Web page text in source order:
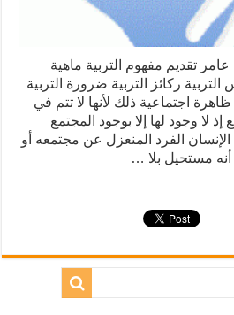
تقديم مفهوم التربية ماهية
التربية ركائز التربية ضرورة التربية
ظاهرة اجتماعية ذلك لأنها لا تتم في
لا وجود لها إلا بوجود المجتمع
الفرد المنعزل عن مجتمعه أو
مستحيل بلا …